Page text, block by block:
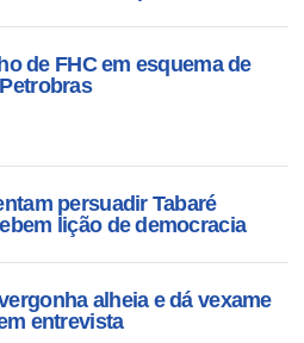
de FHC em esquema de
persuadir Tabaré
lição de democracia
alheia e dá vexame
entrevista